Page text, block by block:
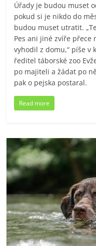
Úřady je budou muset
pokud si je nikdo do
budou muset utratit.
Pes ani jiné zvíře přece
vyhodil z domu,“ píše v
ředitel táborské zoo
po majiteli a žádat po
pak o pejska postaral.
Read more